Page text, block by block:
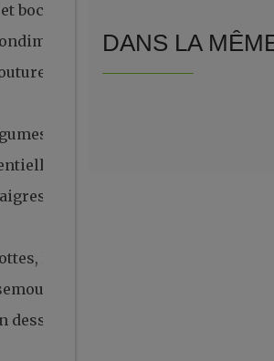
bocaux
et levures
secs
hydrolats, ...
sauces
levures, ...
....
DANS LA